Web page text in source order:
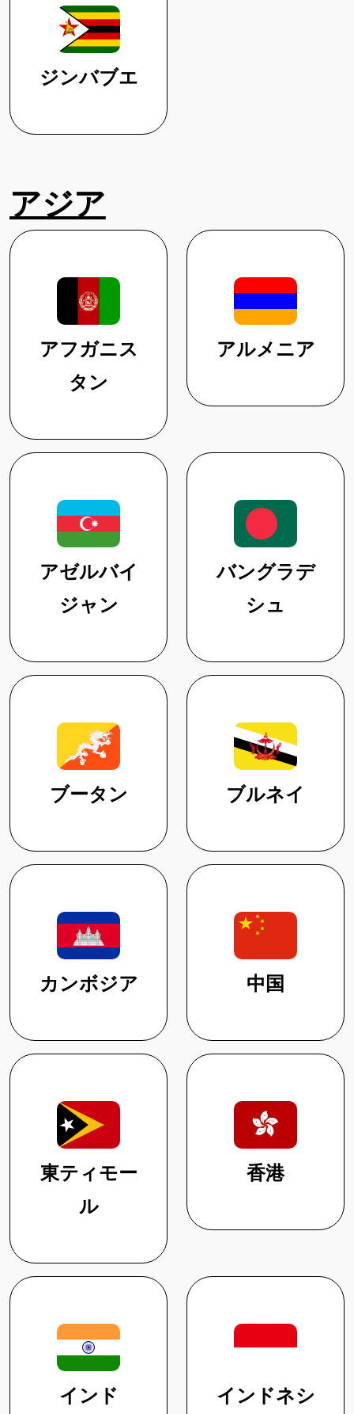
ジンバブエ
アジア
アフガニス
タン
アルメニア
アゼルバイ
ジャン
バングラデ
シュ
ブータン ブルネイ
カンボジア 中国
東ティモー
ル
香港
インド
インドネシ